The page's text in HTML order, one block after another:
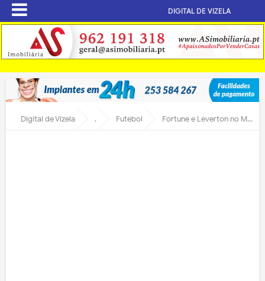
DIGITAL DE VIZELA
Digital de Vizela . Futebol Fortune e Leverton no Mundial 2026